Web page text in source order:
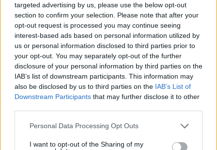
targeted advertising by us, please use the below opt-out
section to confirm your selection. Please note that after your
opt-out request is processed you may continue seeing
interest-based ads based on personal information utilized by
us or personal information disclosed to third parties prior to
your opt-out. You may separately opt-out of the further
disclosure of your personal information by third parties on the
IAB’s list of downstream participants. This information may
also be disclosed by us to third parties on the IAB’s List of
Downstream Participants that may further disclose it to other
Please note that this website/app uses one or more Google
not limited to your visit or usage behaviour. You may click to
Personal Data Processing Opt Outs
I want to opt-out of the Sharing of my
Βραζιλία: Συνελήφθη ύποπτη φυγάς που φέρεται να έχει
ευθύνη για την αεροπορική τραγωδία της Σαπεκοένσε